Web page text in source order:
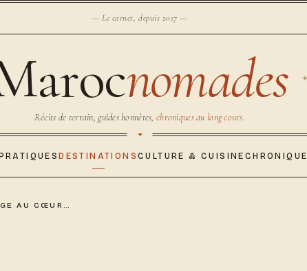
— Le carnet, depuis 2017 —
nomades
Récits de terrain, guides honnêtes,chroniques au long cours.
DESTINATIONS CULTURE & CUISINE
AU CŒUR…